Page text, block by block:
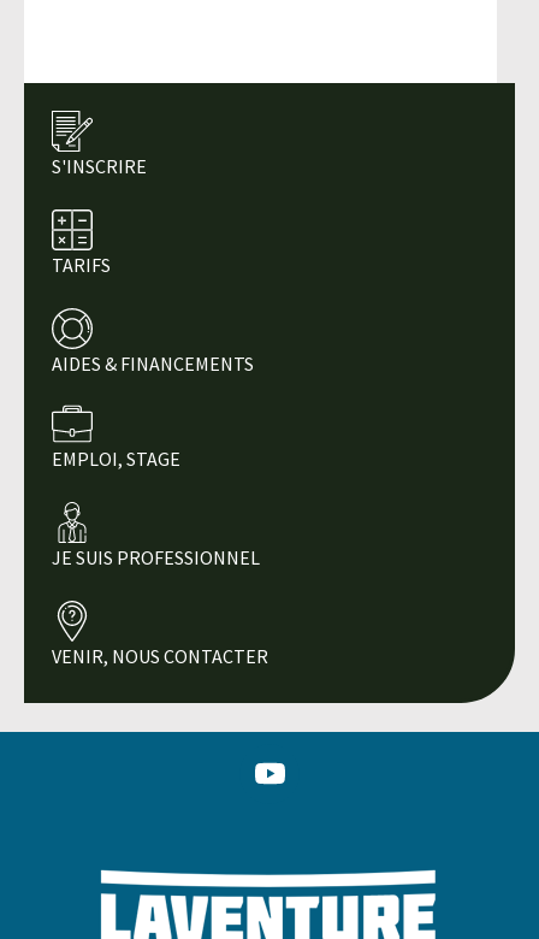
S'INSCRIRE
TARIFS
AIDES & FINANCEMENTS
EMPLOI, STAGE
JE SUIS PROFESSIONNEL
VENIR, NOUS CONTACTER